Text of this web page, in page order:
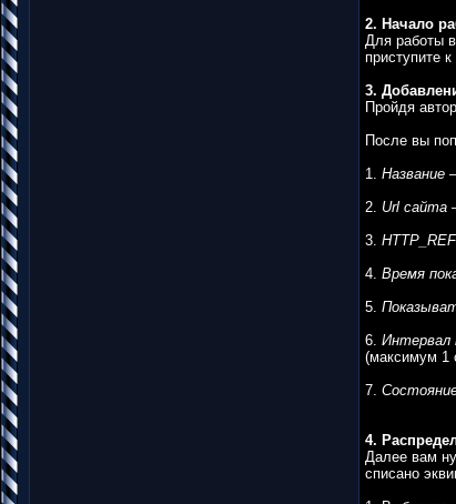
2. Начало
Для работы
приступите
3.
Пройдя
После вы
1. Название
2. Url сайта
3.
4. Время
5.
6. Интервал
(максимум 1
7.
4.
Далее вам
списано